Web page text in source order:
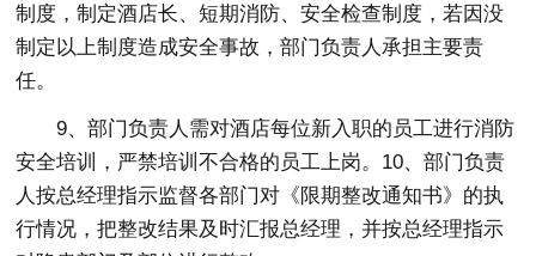
制度，制定酒店长、短期消防、安全检查制度，若因没
制定以上制度造成安全事故，部门负责人承担主要责
任。
9、部门负责人需对酒店每位新入职的员工进行消防
安全培训，严禁培训不合格的员工上岗。10、部门负责
人按总经理指示监督各部门对《限期整改通知书》的执
行情况，把整改结果及时汇报总经理，并按总经理指示